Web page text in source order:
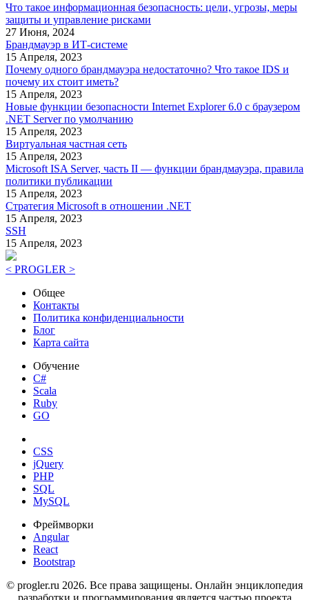
Что такое информационная безопасность: цели, угрозы, меры
защиты и управление рисками
27 Июня, 2024
Брандмауэр в ИТ-системе
15 Апреля, 2023
Почему одного брандмауэра недостаточно? Что такое IDS и
почему их стоит иметь?
15 Апреля, 2023
Новые функции безопасности Internet Explorer 6.0 с браузером
.NET Server по умолчанию
15 Апреля, 2023
Виртуальная частная сеть
15 Апреля, 2023
Microsoft ISA Server, часть II — функции брандмауэра, правила
политики публикации
15 Апреля, 2023
Стратегия Microsoft в отношении .NET
15 Апреля, 2023
SSH
15 Апреля, 2023
< PROGLER >
Общее
Контакты
Политика конфиденциальности
Блог
Карта сайта
Обучение
C#
Scala
Ruby
GO
CSS
jQuery
PHP
SQL
MySQL
Фреймворки
Angular
React
Bootstrap
© progler.ru 2026. Все права защищены. Онлайн энциклопедия
разработки и программирования является частью проекта